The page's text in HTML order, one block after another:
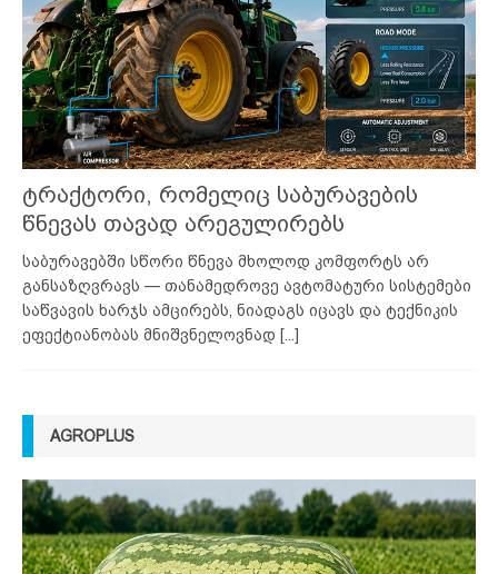
ტრაქტორი, რომელიც საბურავების
წნევას თავად არეგულირებს
საბურავებში სწორი წნევა მხოლოდ კომფორტს არ
განსაზღვრავს — თანამედროვე ავტომატური სისტემები
საწვავის ხარჯს ამცირებს, ნიადაგს იცავს და ტექნიკის
ეფექტიანობას მნიშვნელოვნად [...]
AGROPLUS